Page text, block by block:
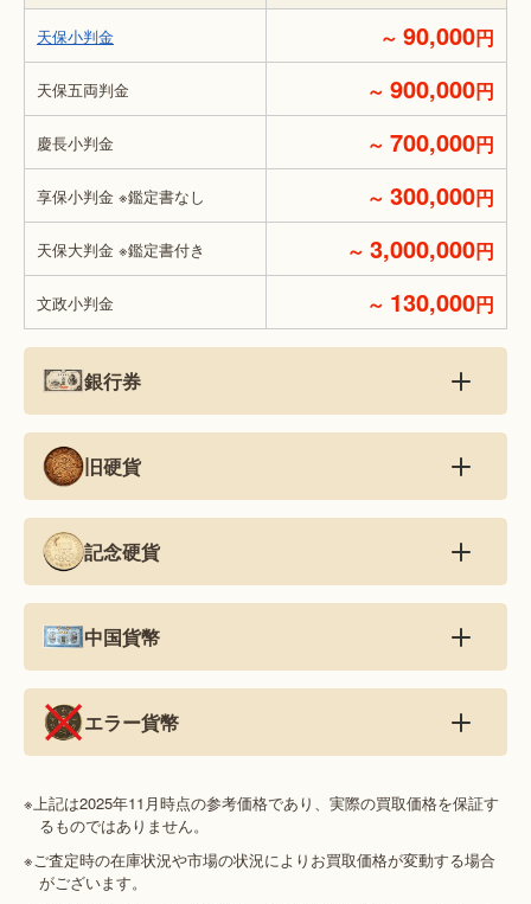
天保小判金 ～ 90,000円
天保五両判金 ～ 900,000円
慶長小判金 ～ 700,000円
享保小判金 ※鑑定書なし ～ 300,000円
天保大判金 ※鑑定書付き ～ 3,000,000円
文政小判金 ～ 130,000円
銀行券
旧硬貨
記念硬貨
中国貨幣
エラー貨幣
※上記は2025年11月時点の参考価格であり、実際の買取価格を保証す
るものではありません。
※ご査定時の在庫状況や市場の状況によりお買取価格が変動する場合
がございます。